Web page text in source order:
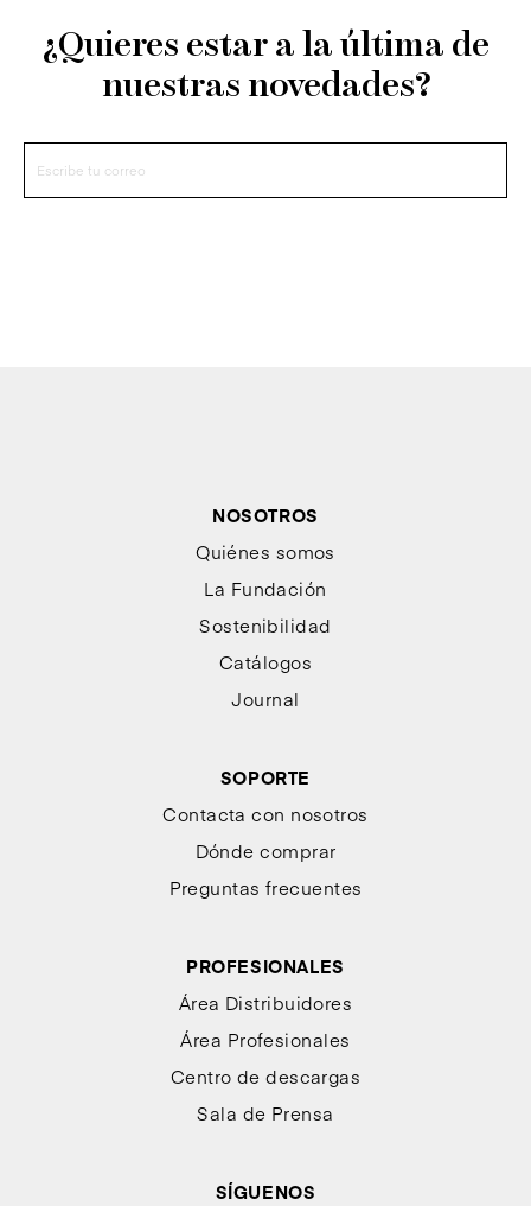
¿Quieres estar a la última de
nuestras novedades?
NOSOTROS
Quiénes somos
La Fundación
Sostenibilidad
Catálogos
Journal
SOPORTE
Contacta con nosotros
Dónde comprar
Preguntas frecuentes
PROFESIONALES
Área Distribuidores
Área Profesionales
Centro de descargas
Sala de Prensa
SÍGUENOS